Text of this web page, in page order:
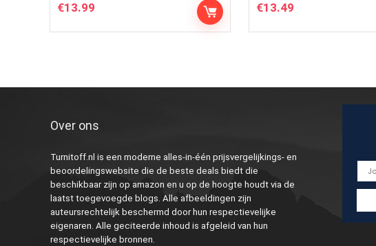
€13.99 €13.49
Over ons
Turnitoff.nl is een moderne alles-in-één prijsvergelijkings- en
beoordelingswebsite die de beste deals biedt die
beschikbaar zijn op amazon en u op de hoogte houdt via de
laatst toegevoegde blogs. Alle afbeeldingen zijn
auteursrechtelijk beschermd door hun respectievelijke
eigenaren. Alle geciteerde inhoud is afgeleid van hun
respectievelijke bronnen.